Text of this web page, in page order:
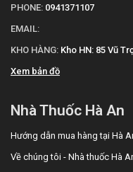
PHONE: 0941371107
EMAIL:
KHO HÀNG: Kho HN: 85 Vũ
Xem bản đồ
Nhà Thuốc Hà An
Hướng dẫn mua hàng tại Hà
Về chúng tôi - Nhà thuốc Hà